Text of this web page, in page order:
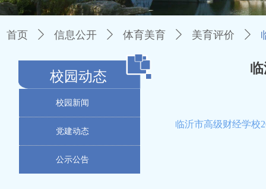
首页 ꄲ 信息公开 ꄲ 体育美育 ꄲ 美育评价 ꄲ
临沂市高级财经学校
校园新闻
党建动态
公示公告
校园动态